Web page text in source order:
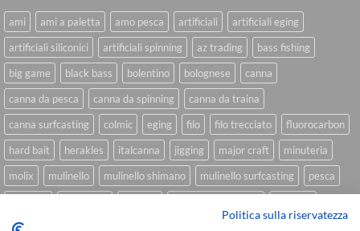
ami ami a paletta amo pesca artificiali
artificiali eging
artificiali siliconici
artificiali spinning az trading
bass fishing
big game
black bass bolentino bolognese
canna
canna da pesca
canna da spinning
canna da traina
canna surfcasting
colmic eging filo filo trecciato
fluorocarbon
hard bait
herakles italcanna jigging major craft
minuteria
molix
mulinello mulinello shimano mulinello surfcasting
pesca
spinning inshore
Politica sulla riservatezza